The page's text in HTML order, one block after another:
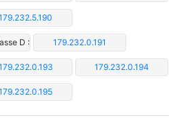
D : 179.232.0.191
179.232.0.194